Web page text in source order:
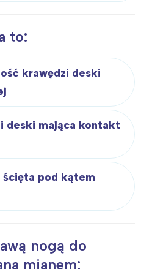
to:
krawędzi deski
deski mająca kontakt
ścięta pod kątem
nogą do
mianem: